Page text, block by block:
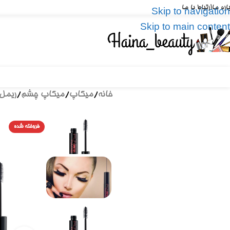
Skip to navigation
Skip to main content
ماارتباط با ما
خانه/میکاپ/میکاپ چشم/
فروخته شده